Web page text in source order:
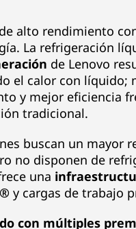
alto rendimiento
La refrigeración
de Lenovo
el calor con líquido;
y mejor eficiencia
tradicional.
buscan un mayor
no disponen de
una
y cargas de trabajo
con múltiples